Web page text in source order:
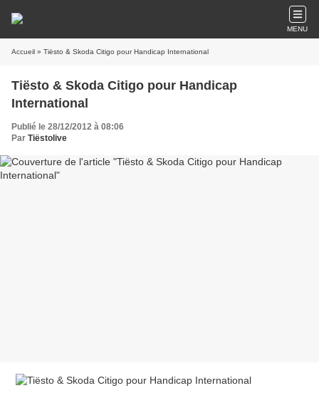
MENU
Accueil » Tiësto & Skoda Citigo pour Handicap International
Tiësto & Skoda Citigo pour Handicap
International
Publié le 28/12/2012 à 08:06
Par Tiëstolive